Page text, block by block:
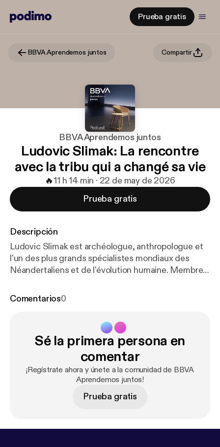
Prueba gratis
BBVA Aprendemos juntos Compartir
BBVA Aprendemos juntos
Ludovic Slimak: La rencontre
avec la tribu qui a changé sa vie
🔥11 h 14 min · 22 de may de 2026
Prueba gratis
Descripción
Ludovic Slimak est archéologue, anthropologue et
l'un des plus grands spécialistes mondiaux des
Néandertaliens et de l'évolution humaine. Membre
(CNRS) en France, il dirige des fouilles dans son
sapiens en Europe. Ses recherches ont révolutionné
la compréhension des derniers Néandertaliens et
remettent en question l'idée d'une humanité
unique. Il est l'auteur d'ouvrages de référence tels
que Le dernier Néandertalien et Le Néandertalien
sur les origines humaines.
Comentarios0
Sé la primera persona en
comentar
¡Regístrate ahora y únete a la comunidad de BBVA
Aprendemos juntos!
Prueba gratis